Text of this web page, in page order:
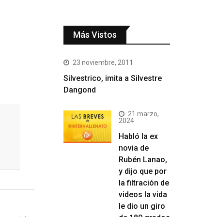
Más Vistos
23 noviembre, 2011
Silvestrico, imita a Silvestre
Dangond
21 marzo,
2024
Habló la ex
novia de
Rubén Lanao,
y dijo que por
la filtración de
videos la vida
le dio un giro